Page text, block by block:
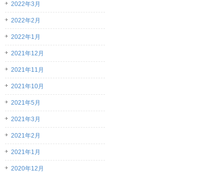
2022年3月
2022年2月
2022年1月
2021年12月
2021年11月
2021年10月
2021年5月
2021年3月
2021年2月
2021年1月
2020年12月